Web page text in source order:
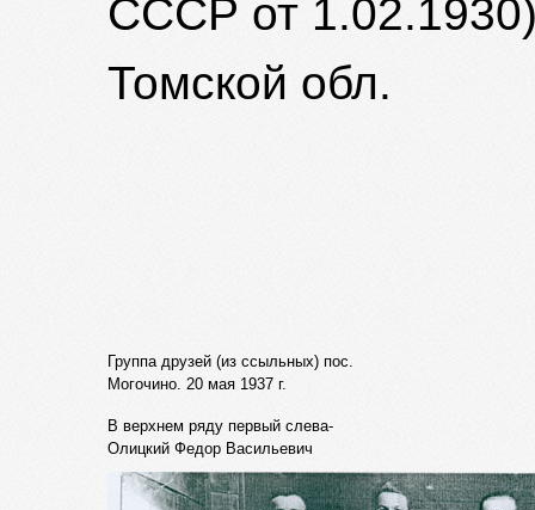
СССР от
Томской обл.
Группа друзей (из ссыльных) пос.
Могочино. 20 мая 1937 г.
В верхнем ряду первый слева-
Олицкий Федор Васильевич